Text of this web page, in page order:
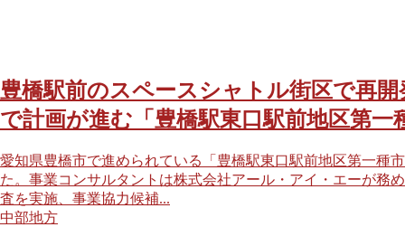
豊橋駅前のスペースシャトル街区で再
で計画が進む「豊橋駅東口駅前地区第一
愛知県豊橋市で進められている「豊橋駅東口駅前地区第一種
た。事業コンサルタントは株式会社アール・アイ・エーが務
査を実施、事業協力候補...
中部地方